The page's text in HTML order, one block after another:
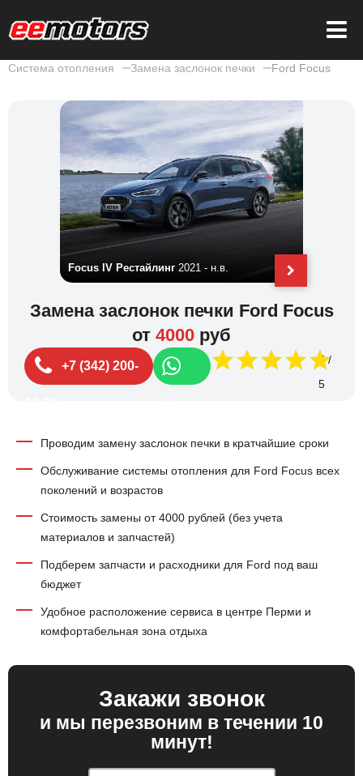
Система отопления Замена заслонок печки Ford Focus
Focus IV Рестайлинг 2021 - н.в.
Замена заслонок печки Ford Focus
от 4000 руб
+7 (342) 200- 5
Проводим замену заслонок печки в кратчайшие сроки
Обслуживание системы отопления для Ford Focus всех
поколений и возрастов
Стоимость замены от 4000 рублей (без учета
материалов и запчастей)
Подберем запчасти и расходники для Ford под ваш
бюджет
Удобное расположение сервиса в центре Перми и
комфортабельная зона отдыха
Закажи звонок
и мы перезвоним в течении 10
минут!